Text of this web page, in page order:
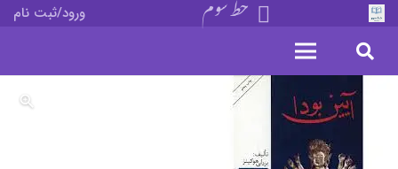
خط سوم ورود/ثبت نام